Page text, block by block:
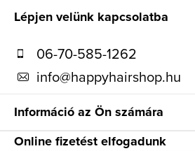
Lépjen velünk kapcsolatba
06-70-585-1262
info@happyhairshop.hu
Információ az Ön számára
Online fizetést elfogadunk